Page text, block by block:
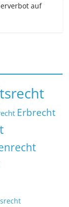
auf
Erbrecht